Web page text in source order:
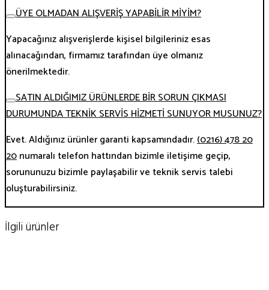
ÜYE OLMADAN ALIŞVERİŞ YAPABİLİR MİYİM?
Yapacağınız alışverişlerde kişisel bilgileriniz esas
alınacağından, firmamız tarafından üye olmanız
önerilmektedir.
SATIN ALDIĞIMIZ ÜRÜNLERDE BİR SORUN ÇIKMASI
DURUMUNDA TEKNİK SERVİS HİZMETİ SUNUYOR MUSUNUZ?
Evet. Aldığınız ürünler garanti kapsamındadır.(0216) 478 20
20numaralı telefon hattından bizimle iletişime geçip,
sorununuzu bizimle paylaşabilir ve teknik servis talebi
oluşturabilirsiniz.
İlgili ürünler